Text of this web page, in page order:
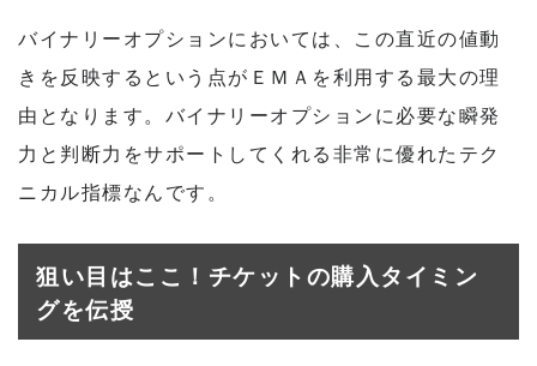
バイナリーオプションにおいては、この直近の値動
きを反映するという点がＥＭＡを利用する最大の理
由となります。バイナリーオプションに必要な瞬発
力と判断力をサポートしてくれる非常に優れたテク
ニカル指標なんです。
狙い目はここ！チケットの購入タイミン
グを伝授